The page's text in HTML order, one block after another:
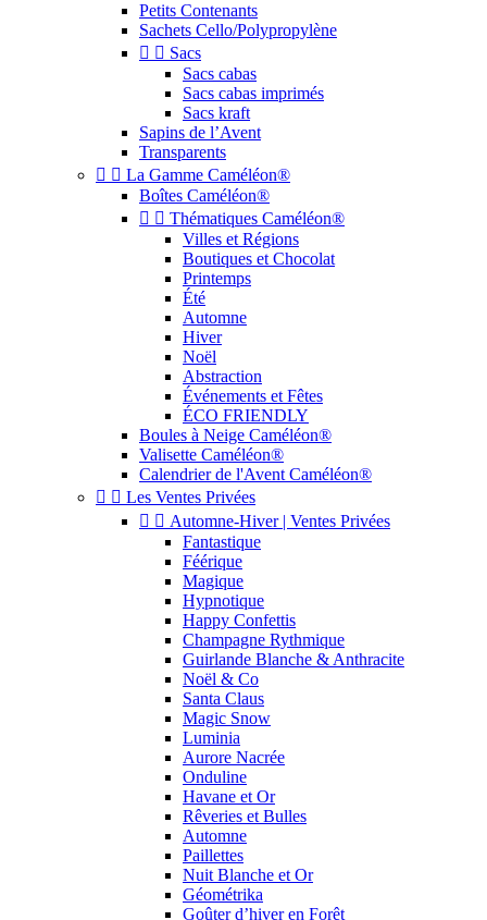
Petits Contenants
Sachets Cello/Polypropylène
  Sacs
Sacs cabas
Sacs cabas imprimés
Sacs kraft
Sapins de l’Avent
Transparents
  La Gamme Caméléon®
Boîtes Caméléon®
  Thématiques Caméléon®
Villes et Régions
Boutiques et Chocolat
Printemps
Été
Automne
Hiver
Noël
Abstraction
Événements et Fêtes
ÉCO FRIENDLY
Boules à Neige Caméléon®
Valisette Caméléon®
Calendrier de l'Avent Caméléon®
  Les Ventes Privées
  Automne-Hiver | Ventes Privées
Fantastique
Féérique
Magique
Hypnotique
Happy Confettis
Champagne Rythmique
Guirlande Blanche & Anthracite
Noël & Co
Santa Claus
Magic Snow
Luminia
Aurore Nacrée
Onduline
Havane et Or
Rêveries et Bulles
Automne
Paillettes
Nuit Blanche et Or
Géométrika
Goûter d’hiver en Forêt